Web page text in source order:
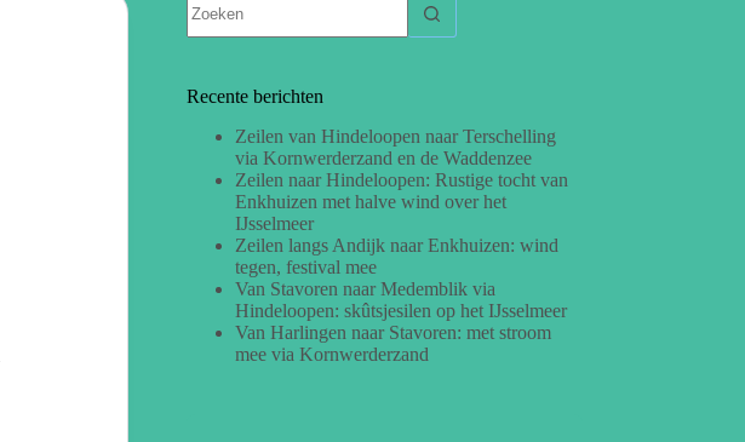
Recente berichten
Zeilen van Hindeloopen naar Terschelling
via Kornwerderzand en de Waddenzee
Zeilen naar Hindeloopen: Rustige tocht van
Enkhuizen met halve wind over het
IJsselmeer
Zeilen langs Andijk naar Enkhuizen: wind
tegen, festival mee
Van Stavoren naar Medemblik via
Hindeloopen: skûtsjesilen op het IJsselmeer
Van Harlingen naar Stavoren: met stroom
mee via Kornwerderzand